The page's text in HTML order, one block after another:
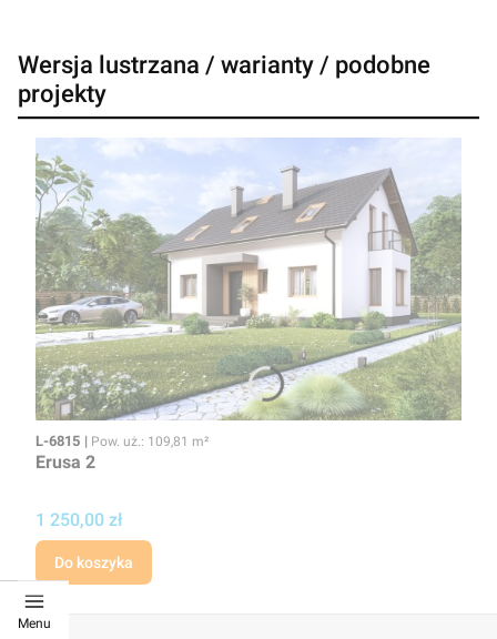
Wersja lustrzana / warianty / podobne
projekty
Kod
L-6815 Powierzchnia użytkowa
Pow. uż.: 109,81 m²
Erusa 2
Cena projektu
1 250,00 zł
Do koszyka
Menu